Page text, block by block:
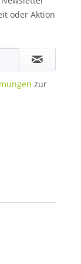
oder Aktion
zur